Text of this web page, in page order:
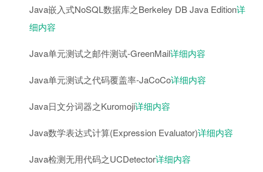
Java嵌入式NoSQL数据库之Berkeley DB Java Edition详
细内容
Java单元测试之邮件测试-GreenMail详细内容
Java单元测试之代码覆盖率-JaCoCo详细内容
Java日文分词器之Kuromoji详细内容
Java数学表达式计算(Expression Evaluator)详细内容
Java检测无用代码之UCDetector详细内容